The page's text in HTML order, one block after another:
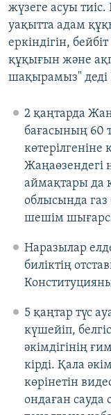
жүзеге асуы
уақытта адам
еркіндігін,
құқығын және
шақырамыз" деді
2 қаңтарда
бағасының 60
Жаңаөзендегі
аймақтары да
облысында газ
шешім
Наразылар
биліктің
5 қаңтар түс
күшейіп,
әкімдігінің
кірді. Қала
көрінетін
ондаған